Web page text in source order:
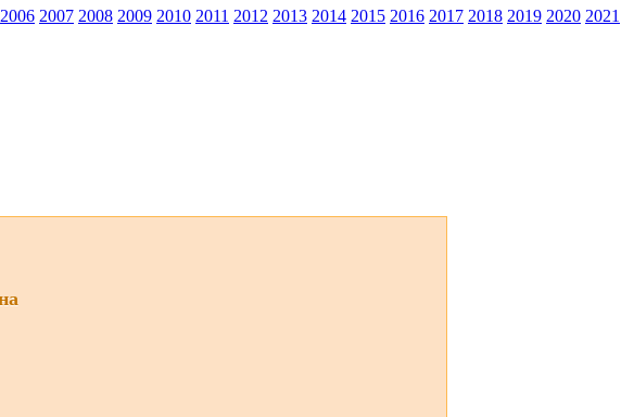
2006 2007 2008 2009 2010 2011 2012 2013 2014 2015 2016 2017 2018 2019 2020 2021